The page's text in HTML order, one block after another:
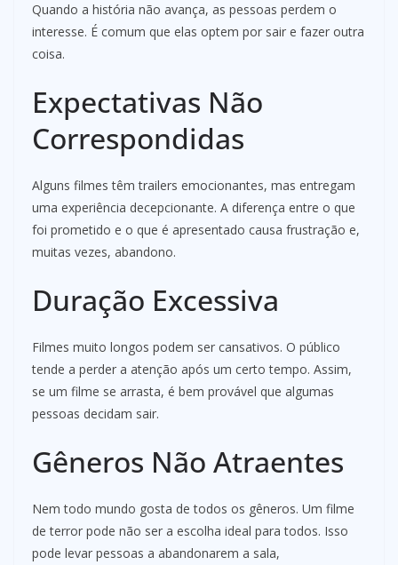
Quando a história não avança, as pessoas perdem o
interesse. É comum que elas optem por sair e fazer outra
coisa.
Expectativas Não
Correspondidas
Alguns filmes têm trailers emocionantes, mas entregam
uma experiência decepcionante. A diferença entre o que
foi prometido e o que é apresentado causa frustração e,
muitas vezes, abandono.
Duração Excessiva
Filmes muito longos podem ser cansativos. O público
tende a perder a atenção após um certo tempo. Assim,
se um filme se arrasta, é bem provável que algumas
pessoas decidam sair.
Gêneros Não Atraentes
Nem todo mundo gosta de todos os gêneros. Um filme
de terror pode não ser a escolha ideal para todos. Isso
pode levar pessoas a abandonarem a sala,